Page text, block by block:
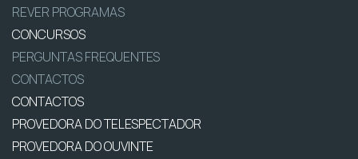
REVER PROGRAMAS
CONCURSOS
PERGUNTAS FREQUENTES
CONTACTOS
CONTACTOS
PROVEDORA DO TELESPECTADOR
PROVEDORA DO OUVINTE